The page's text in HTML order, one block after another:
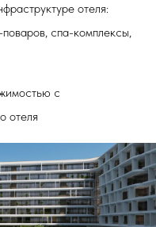
отеля:
спа-комплексы,
с
отеля